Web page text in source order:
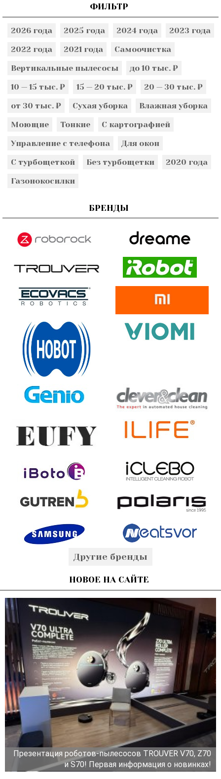
ФИЛЬТР
2026 года 2025 года 2024 года
2023 года
2022 года
2021 года
Самоочистка
Вертикальные пылесосы
до 10 тыс. ₽
10 — 15 тыс. ₽
15 — 20 тыс. ₽
20 — 30 тыс. ₽
от 30 тыс. ₽
Сухая уборка
Влажная уборка
Моющие
Тонкие
С картографией
Управление с телефона
Для окон
С турбощеткой
Без турбощетки
2020 года
Газонокосилки
БРЕНДЫ
Другие бренды
НОВОЕ НА САЙТЕ
Презентация роботов-пылесосов TROUVER V70, Z70
и S70! Первая информация о новинках!